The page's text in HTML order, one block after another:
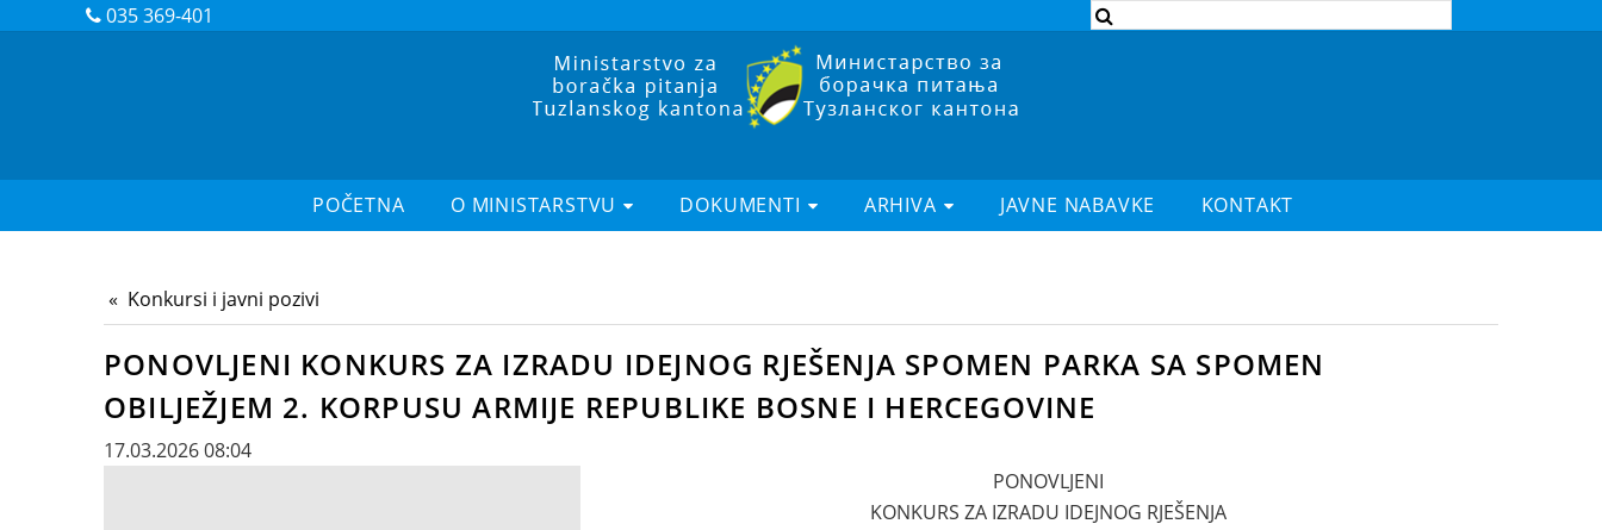
035 369-401
POČETNA O MINISTARSTVU DOKUMENTI ARHIVA JAVNE NABAVKE KONTAKT
Konkursi i javni pozivi
PONOVLJENI KONKURS ZA IZRADU IDEJNOG RJEŠENJA SPOMEN PARKA SA SPOMEN
OBILJEŽJEM 2. KORPUSU ARMIJE REPUBLIKE BOSNE I HERCEGOVINE
17.03.2026 08:04
PONOVLJENI
KONKURS ZA IZRADU IDEJNOG RJEŠENJA